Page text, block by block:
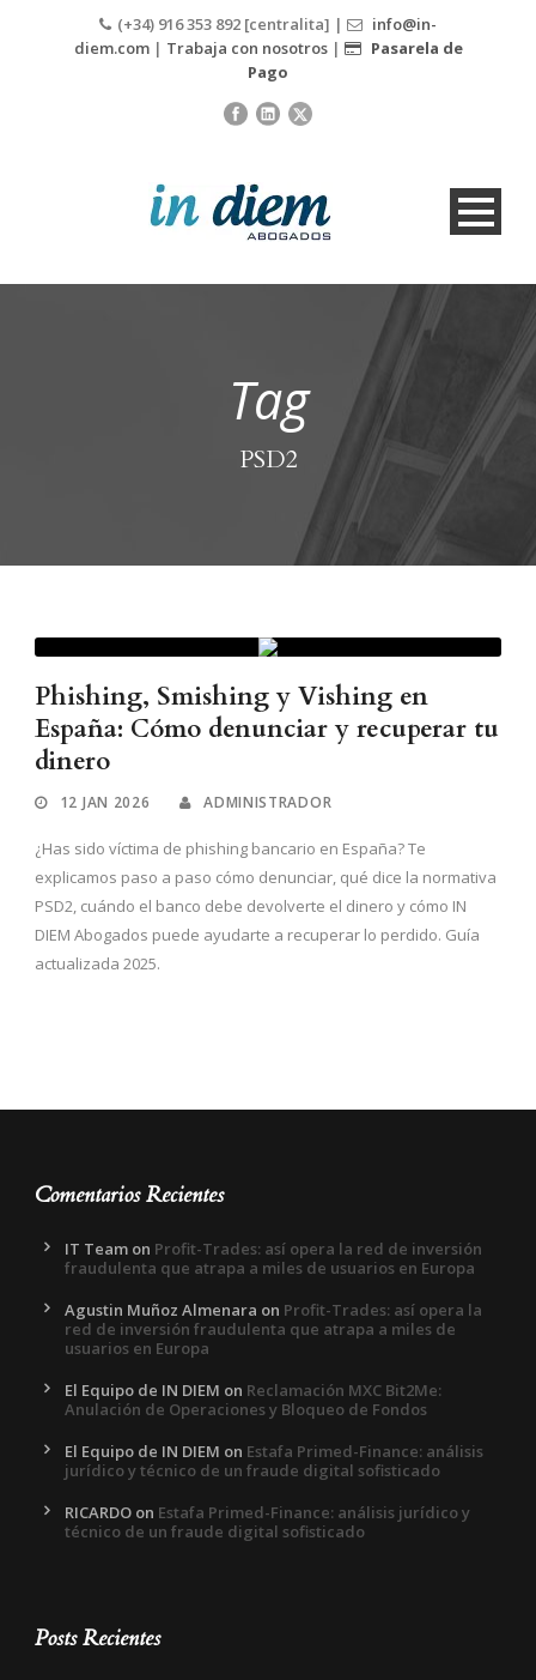
(+34) 916 353 892 [centralita] |
info@in-
diem.com| Trabaja con nosotros|
Pasarela de
Pago
Tag
PSD2
Phishing, Smishing y Vishing en
España: Cómo denunciar y recuperar tu
dinero
12 JAN 2026 ADMINISTRADOR
¿Has sido víctima de phishing bancario en España? Te
explicamos paso a paso cómo denunciar, qué dice la normativa
PSD2, cuándo el banco debe devolverte el dinero y cómo IN
DIEM Abogados puede ayudarte a recuperar lo perdido. Guía
actualizada 2025.
Comentarios Recientes
IT Team on Profit-Trades: así opera la red de inversión
fraudulenta que atrapa a miles de usuarios en Europa
Agustin Muñoz Almenara on Profit-Trades: así opera la
red de inversión fraudulenta que atrapa a miles de
usuarios en Europa
El Equipo de IN DIEM on Reclamación MXC Bit2Me:
Anulación de Operaciones y Bloqueo de Fondos
El Equipo de IN DIEM on Estafa Primed-Finance: análisis
jurídico y técnico de un fraude digital sofisticado
RICARDO on Estafa Primed-Finance: análisis jurídico y
técnico de un fraude digital sofisticado
Posts Recientes